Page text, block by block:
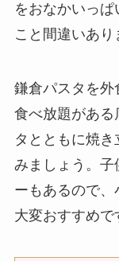
をおなかいっ
こと間違いあり
鎌倉パスタを外
食べ放題がある
タとともに焼
みましょう。子
ーもあるので、
大変おすすめで